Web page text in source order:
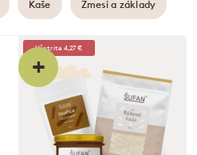
Kaše Zmesi a základy
+
Ušetrite 4,27 €